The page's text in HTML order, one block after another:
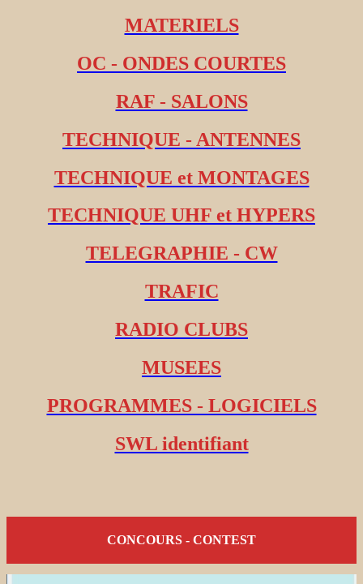
MATERIELS
OC - ONDES COURTES
RAF - SALONS
TECHNIQUE - ANTENNES
TECHNIQUE et MONTAGES
TECHNIQUE UHF et HYPERS
TELEGRAPHIE - CW
TRAFIC
RADIO CLUBS
MUSEES
PROGRAMMES - LOGICIELS
SWL identifiant
CONCOURS - CONTEST